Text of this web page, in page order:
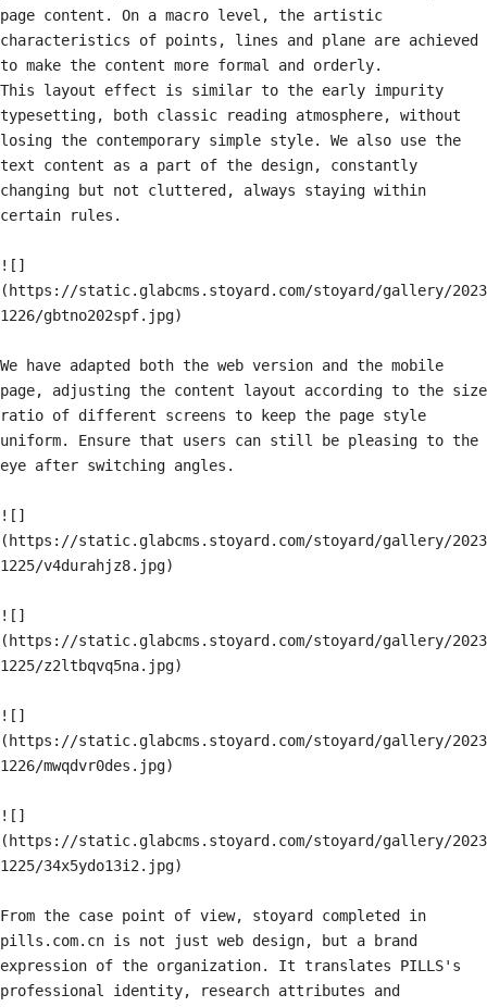
page content. On a macro level, the artistic
characteristics of points, lines and plane are achieved
to make the content more formal and orderly.
​This layout effect is similar to the early impurity
typesetting, both classic reading atmosphere, without
losing the contemporary simple style. We also use the
text content as a part of the design, constantly
changing but not cluttered, always staying within
certain rules.
![]
(https://static.glabcms.stoyard.com/stoyard/gallery/2023
1226/gbtno202spf.jpg)
We have adapted both the web version and the mobile
page, adjusting the content layout according to the size
ratio of different screens to keep the page style
uniform. Ensure that users can still be pleasing to the
eye after switching angles.
![]
(https://static.glabcms.stoyard.com/stoyard/gallery/2023
1225/v4durahjz8.jpg)
![]
(https://static.glabcms.stoyard.com/stoyard/gallery/2023
1225/z2ltbqvq5na.jpg)
![]
(https://static.glabcms.stoyard.com/stoyard/gallery/2023
1226/mwqdvr0des.jpg)
![]
(https://static.glabcms.stoyard.com/stoyard/gallery/2023
1225/34x5ydo13i2.jpg)
From the case point of view, stoyard completed in
pills.com.cn is not just web design, but a brand
expression of the organization. It translates PILLS's
professional identity, research attributes and